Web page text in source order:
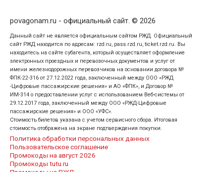
povagonam.ru - официальный сайт. © 2026
Данный сайт не является официальным сайтом РЖД. Официальный
сайт РЖД находится по адресам: rzd.ru, pass.rzd.ru, ticket.rzd.ru. Вы
находитесь на сайте субагента, который осуществляет оформление
электронных проездных и перевозочных документов и услуг от
имени железнодорожных перевозчиков на основании договора №
ФПК-22-316 от 27.12.2022 года, заключенный между ООО «РЖД
-Цифровые пассажирские решения» и АО «ФПК», и Договор №
ИМ-314 о предоставлении услуг с использованием Веб-системы от
29.12.2017 года, заключенный между ООО «РЖД-Цифровые
пассажирские решения» и ООО «УФС».
Стоимость билетов указана с учетом сервисного сбора. Итоговая
стоимость отображена на экране подтверждения покупки.
Политика обработки персональных данных
Пользовательское соглашение
Промокоды на август 2026
Промокоды tutu.ru